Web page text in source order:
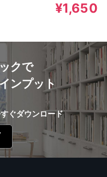
¥1,650
クで
ンプット
ぐダウンロード